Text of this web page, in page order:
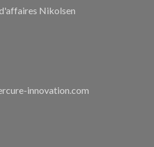
Nikolsen
innovation.com